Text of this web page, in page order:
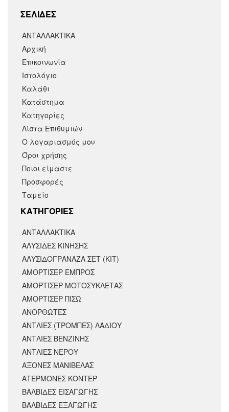
ΣΕΛΙΔΕΣ
ΑΝΤΑΛΛΑΚΤΙΚΑ
Αρχική
Επικοινωνία
Ιστολόγιο
Καλάθι
Κατάστημα
Κατηγορίες
Λίστα Επιθυμιών
Ο λογαριασμός μου
Όροι χρήσης
Ποιοι είμαστε
Προσφορές
Ταμείο
KΑΤΗΓΟΡΙΕΣ
ΑΝΤΑΛΛΑΚΤΙΚΆ
ΑΛΥΣΙΔΕΣ ΚΙΝΗΣΗΣ
ΑΛΥΣΙΔΟΓΡΑΝΑΖΑ ΣΕΤ (ΚΙΤ)
ΑΜΟΡΤΙΣΕΡ ΕΜΠΡΟΣ
ΑΜΟΡΤΙΣΈΡ ΜΟΤΟΣΥΚΛΈΤΑΣ
ΑΜΟΡΤΙΣΕΡ ΠΙΣΩ
ΑΝΟΡΘΩΤΕΣ
ΑΝΤΛΙΕΣ (ΤΡΟΜΠΕΣ) ΛΑΔΙΟΥ
ΑΝΤΛΙΕΣ ΒΕΝΖΙΝΗΣ
ΑΝΤΛΙΕΣ ΝΕΡΟΥ
ΑΞΟΝΕΣ ΜΑΝΙΒΕΛΑΣ
ΑΤΕΡΜΟΝΕΣ ΚΟΝΤΕΡ
ΒΑΛΒΙΔΕΣ ΕΙΣΑΓΩΓΗΣ
ΒΑΛΒΙΔΕΣ ΕΞΑΓΩΓΗΣ